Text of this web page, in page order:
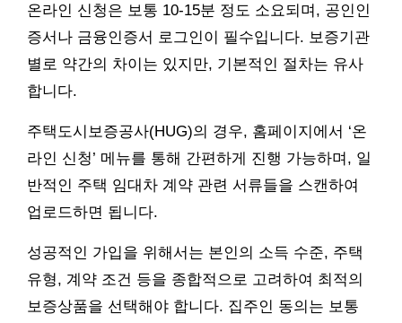
온라인 신청은 보통 10-15분 정도 소요되며, 공인인
증서나 금융인증서 로그인이 필수입니다. 보증기관
별로 약간의 차이는 있지만, 기본적인 절차는 유사
합니다.
주택도시보증공사(HUG)의 경우, 홈페이지에서 ‘온
라인 신청’ 메뉴를 통해 간편하게 진행 가능하며, 일
반적인 주택 임대차 계약 관련 서류들을 스캔하여
업로드하면 됩니다.
성공적인 가입을 위해서는 본인의 소득 수준, 주택
유형, 계약 조건 등을 종합적으로 고려하여 최적의
보증상품을 선택해야 합니다. 집주인 동의는 보통